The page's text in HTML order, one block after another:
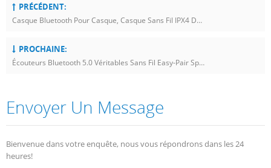
PRÉCÉDENT:
Casque Bluetooth Pour Casque, Casque Sans Fil IPX4 De Sport V4.2 Imperméable Pour Courir / Faire De La Gym Avec Micro
PROCHAINE:
Écouteurs Bluetooth 5.0 Véritables Sans Fil Easy-Pair Sports Mini Casques D'écoute Bluetooth Résistants À La Sueur
Envoyer Un Message
Bienvenue dans votre enquête, nous vous répondrons dans les 24
heures!